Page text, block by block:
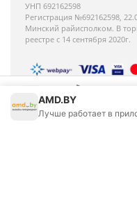
Меню Корзина
УНП 692162598
Регистрация №692162598,
Минский райисполком. В
реестре с 14 сентября 2020г.
Номер
исполнительных и
AMD.BY
Лучше работает в